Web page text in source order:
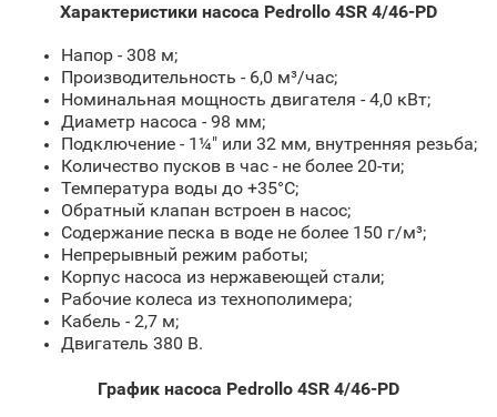
Характеристики насоса Pedrollo 4SR 4/46-PD
Напор - 308 м;
Производительность - 6,0 м³/час;
Номинальная мощность двигателя - 4,0 кВт;
Диаметр насоса - 98 мм;
Подключение - 1¼" или 32 мм, внутренняя резьба;
Количество пусков в час - не более 20-ти;
Температура воды до +35°С;
Обратный клапан встроен в насос;
Содержание песка в воде не более 150 г/м³;
Непрерывный режим работы;
Корпус насоса из нержавеющей стали;
Рабочие колеса из технополимера;
Кабель - 2,7 м;
Двигатель 380 В.
График насоса Pedrollo 4SR 4/46-PD